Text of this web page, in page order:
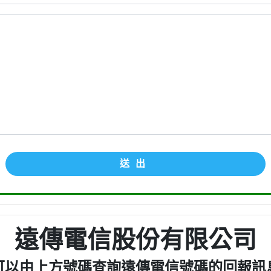
送出
遠傳電信股份有限公司
以由上方號碼查詢遠傳電信號碼的回報訊